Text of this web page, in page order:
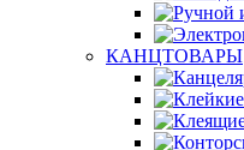
КАНЦТОВАРЫ